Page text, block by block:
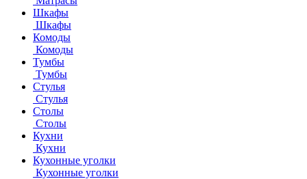
Шкафы
Шкафы
Комоды
Комоды
Тумбы
Тумбы
Стулья
Стулья
Столы
Столы
Кухни
Кухни
Кухонные уголки
Кухонные уголки